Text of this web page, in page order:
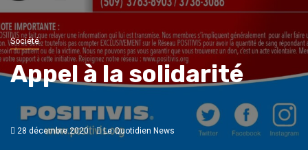
Société
Appel à la solidarité
28 décembre 2020 Le Quotidien News